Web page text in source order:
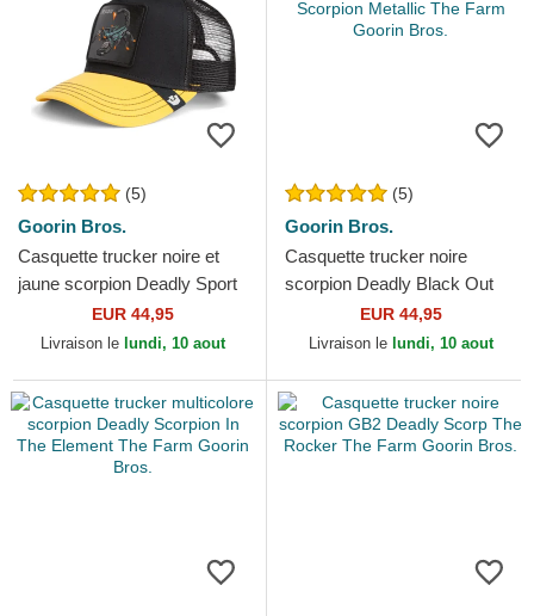
(5)
Goorin Bros.
Casquette trucker noire et
jaune scorpion Deadly Sport
The Farm Goorin Bros.
EUR 44,95
Livraison le lundi, 10 aout
(5)
Goorin Bros.
Casquette trucker noire
scorpion Deadly Black Out
Scorpion Metallic The Farm
Goorin Bros.
EUR 44,95
Livraison le lundi, 10 aout